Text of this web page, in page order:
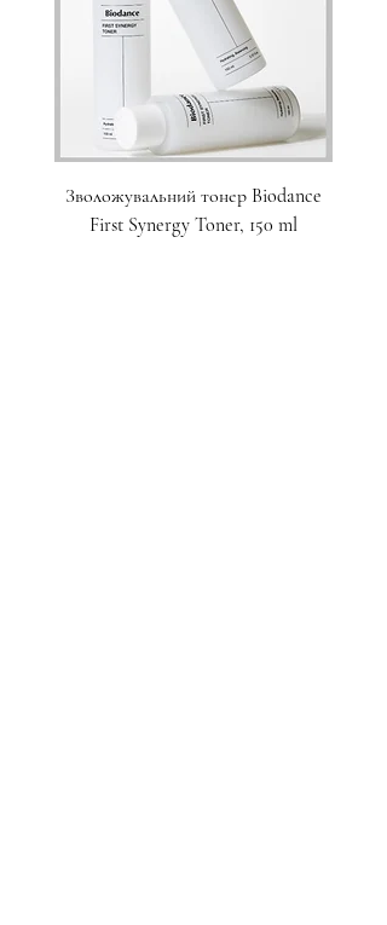
Зволожувальний тонер Biodance
First Synergy Toner, 150 ml